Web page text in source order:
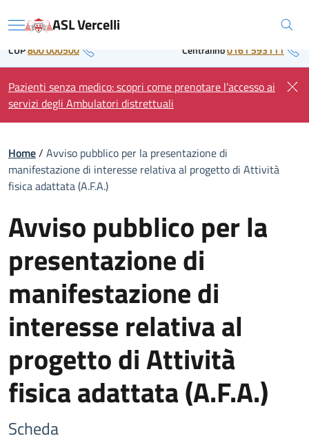
to Regione Piemonte
Menu ASL Vercelli
CUP800 000500 Centralino0161 593111
Pazienti senza medico: scopri come prenotare l’accesso ai
servizi degli Ambulatori distrettuali
Home/ Avviso pubblico per la presentazione di
manifestazione di interesse relativa al progetto di Attività
fisica adattata (A.F.A.)
Avviso pubblico per la
presentazione di
manifestazione di
interesse relativa al
progetto di Attività
fisica adattata (A.F.A.)
Scheda